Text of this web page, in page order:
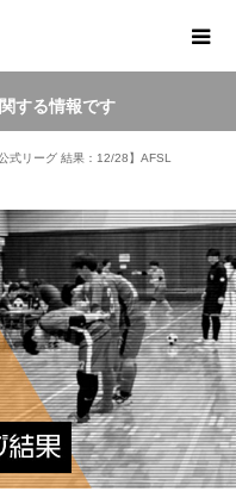
する情報です
式リーグ 結果：12/28】AFSL